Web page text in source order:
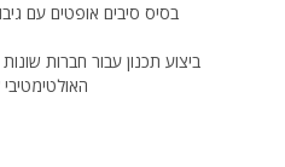
בסיס סיבים אופטים עם
ביצוע תכנון עבור חברות